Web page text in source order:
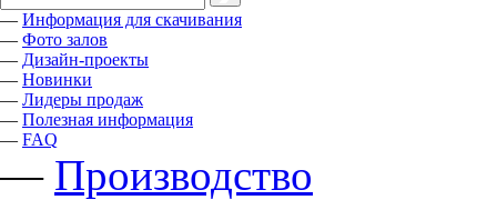
— Информация для скачивания
— Фото залов
— Дизайн-проекты
— Новинки
— Лидеры продаж
— Полезная информация
— FAQ
— Производство